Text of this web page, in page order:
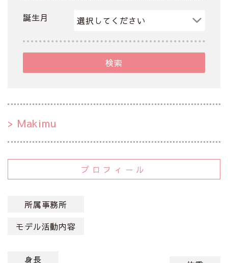
誕生月
検索
Makimu
プロフィール
所属事務所
モデル活動内容
身長